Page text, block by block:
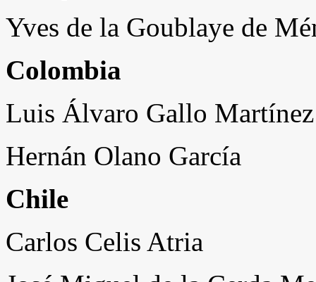
Yves de la Goublaye de
Colombia
Luis Álvaro Gallo Martínez
Hernán Olano García
Chile
Carlos Celis Atria